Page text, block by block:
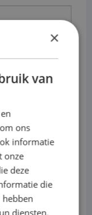
×
van
ons
informatie
onze
deze
die